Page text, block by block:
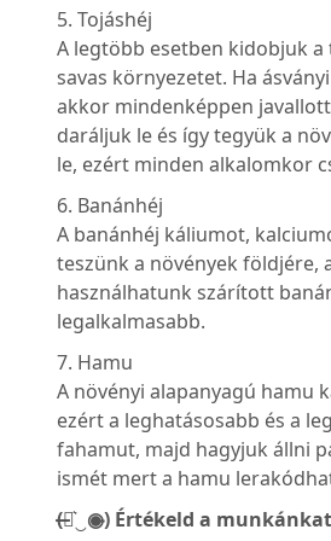
5. Tojáshéj
A legtöbb esetben kidobjuk
savas környezetet. Ha
akkor mindenképpen
daráljuk le és így tegyük a
le, ezért minden alkalomkor
6. Banánhéj
A banánhéj káliumot,
teszünk a növények földjére,
használhatunk szárított
legalkalmasabb.
7. Hamu
A növényi alapanyagú hamu
ezért a leghatásosabb és a
fahamut, majd hagyjuk állni
ismét mert a hamu
(̶◉͛‿◉̶) Értékeld a